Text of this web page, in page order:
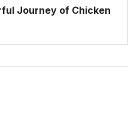
Journey of Chicken